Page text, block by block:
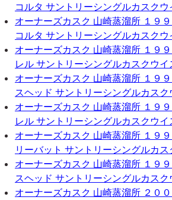
コルタ サントリーシングルカスクウ
オーナーズカスク 山崎蒸溜所 １９
コルタ サントリーシングルカスクウ
オーナーズカスク 山崎蒸溜所 １９
レル サントリーシングルカスクウイ
オーナーズカスク 山崎蒸溜所 １９
スヘッド サントリーシングルカスク
オーナーズカスク 山崎蒸溜所 １９
レル サントリーシングルカスクウイ
オーナーズカスク 山崎蒸溜所 １９
リーバット サントリーシングルカ
オーナーズカスク 山崎蒸溜所 １９
スヘッド サントリーシングルカスク
オーナーズカスク 山崎蒸溜所 ２０